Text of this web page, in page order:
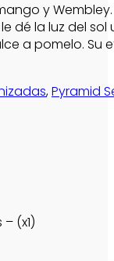
y
dé la luz del
a pomelo.
,Pyramid
(x1)